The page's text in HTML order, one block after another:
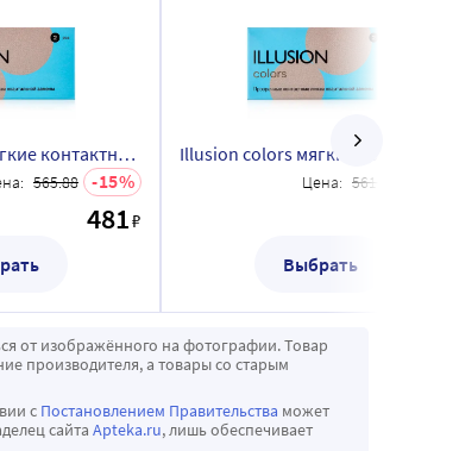
Illusion colors мягкие контактные линзы квартальной замены 2 шт./-6,50/
565.88 15
481₽
Цена: 561.18
Выбрать
от изображённого на фотографии. Товар
производителя, а товары со старым
с Постановлением Правительства может
сайта Apteka.ru, лишь обеспечивает